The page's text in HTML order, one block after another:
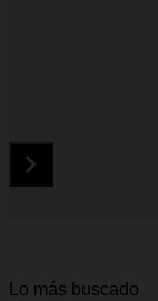
Diapositiva 1 de
Lo más buscado